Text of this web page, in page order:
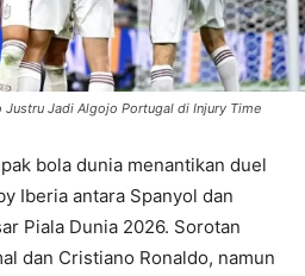
Justru Jadi Algojo Portugal di Injury Time
bola dunia menantikan duel
Iberia antara Spanyol dan
Piala Dunia 2026. Sorotan
dan Cristiano Ronaldo, namun